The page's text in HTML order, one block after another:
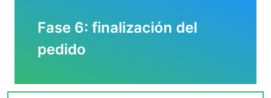
Fase 6: finalización del
pedido